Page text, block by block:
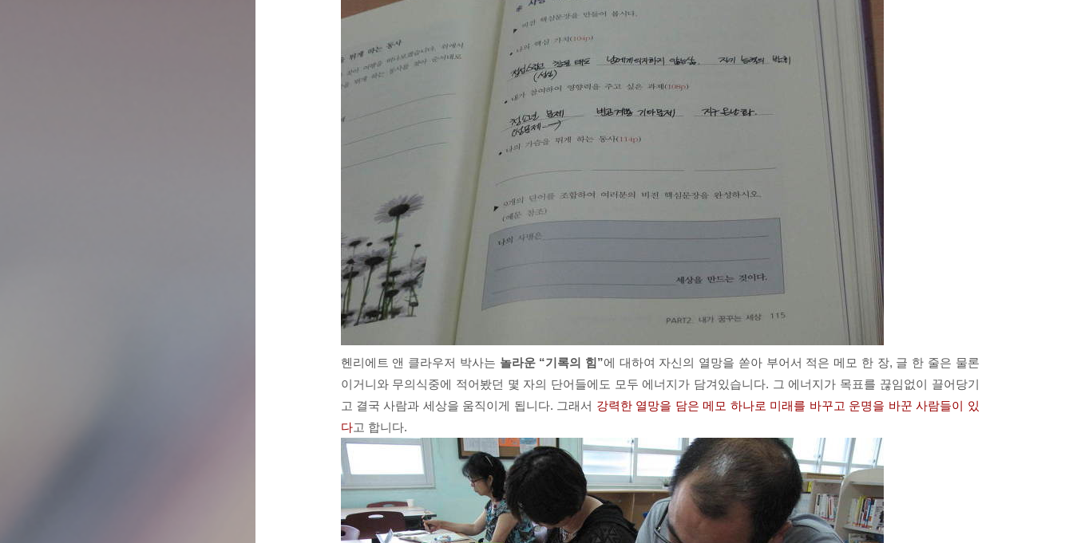
헨리에트 앤 클라우저 박사는 놀라운 “기록의 힘”에 대하여 자신의 열망을 쏟아 부어서 적은 메모 한 장, 글 한 줄은 물론
이거니와 무의식중에 적어봤던 몇 자의 단어들에도 모두 에너지가 담겨있습니다. 그 에너지가 목표를 끊임없이 끌어당기
고 결국 사람과 세상을 움직이게 됩니다. 그래서 강력한 열망을 담은 메모 하나로 미래를 바꾸고 운명을 바꾼 사람들이 있
다고 합니다.